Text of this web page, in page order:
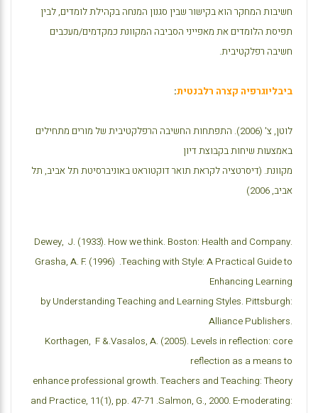
חשיבות המחקר הוא בקישור שבין סגנון המנחה בקהילת לומדים, לבין
תפיסת הלומדים את מאפייני הסביבה המקוונת כמקדמים/מעכבים
חשיבה רפלקטיבית.
ביבליוגרפיה קצרה רלבנטית:
לוטן, צ' (2006). התפתחות החשיבה הרפלקטיבית של מורים מתחילים
באמצעות שיחות בקבוצת דיון
מקוונת. (דיסרטציה לקראת תואר דוקטוראט באוניברסיטת תל אביב, תל
אביב, 2006)
Dewey, J. (1933). How we think. Boston: Health and Company.
Grasha, A. F. (1996) .Teaching with Style: A Practical Guide to
Enhancing Learning
by Understanding Teaching and Learning Styles. Pittsburgh:
Alliance Publishers.
Korthagen, F .&Vasalos, A. (2005). Levels in reflection: core
reflection as a means to
enhance professional growth. Teachers and Teaching: Theory
and Practice, 11(1), pp. 47-71 .Salmon, G., 2000. E-moderating: